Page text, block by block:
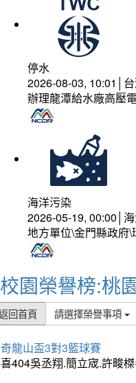
停水
2026-08-03, 10:01│
辦理龍潭給水廠高壓
海洋污染
2026-05-19, 00:00│
地方單位\金門縣政府
校園榮譽榜:桃
回首頁 請選擇榮譽事項
龍山盃3對3籃球賽
404吳丞翔.簡立宬.許畯